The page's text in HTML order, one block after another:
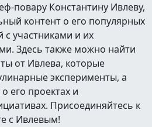
повару Константину Ивлеву,
контент о его популярных
с участниками и их
Здесь также можно найти
от Ивлева, которые
эксперименты, а
его проектах и
Присоединяйтесь к
с Ивлевым!